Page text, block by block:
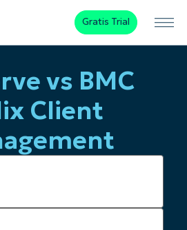
Gratis Trial
vs BMC
Client